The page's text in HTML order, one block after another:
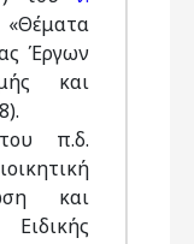
Έργων
και
π.δ.
και